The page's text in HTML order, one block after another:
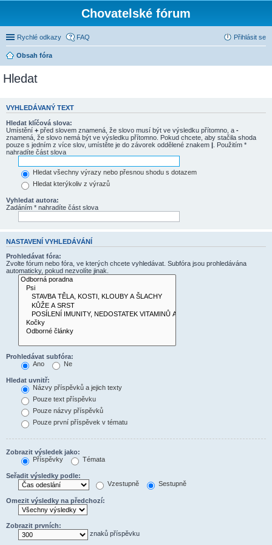
Chovatelské fórum
Rychlé odkazy FAQ Přihlásit se
Obsah fóra
Hledat
VYHLEDÁVANÝ TEXT
Hledat klíčová slova:
Umístění + před slovem znamená, že slovo musí být ve výsledku přítomno, a -
znamená, že slovo nemá být ve výsledku přítomno. Pokud chcete, aby stačila shoda
pouze s jedním z více slov, umístěte je do závorek oddělené znakem | . Použitím *
nahradíte část slova
Hledat všechny výrazy nebo přesnou shodu s dotazem
Hledat kterýkoliv z výrazů
Vyhledat autora:
Zadáním * nahradíte část slova
NASTAVENÍ VYHLEDÁVÁNÍ
Prohledávat fóra:
Zvolte fórum nebo fóra, ve kterých chcete vyhledávat. Subfóra jsou prohledávána
automaticky, pokud nezvolíte jinak.
Prohledávat subfóra:
Ano
Ne
Hledat uvnitř:
Názvy příspěvků a jejich texty
Pouze text příspěvku
Pouze názvy příspěvků
Pouze první příspěvek v tématu
Zobrazit výsledek jako:
Příspěvky
Témata
Seřadit výsledky podle:
Vzestupně
Sestupně
Omezit výsledky na předchozí:
Zobrazit prvních:
znaků příspěvku